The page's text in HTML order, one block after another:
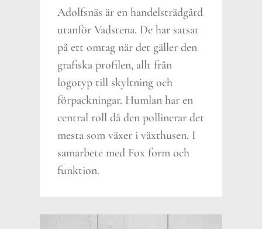
Adolfsnäs är en handelsträdgård
utanför Vadstena. De har satsat
på ett omtag när det gäller den
grafiska profilen, allt från
logotyp till skyltning och
förpackningar. Humlan har en
central roll då den pollinerar det
mesta som växer i växthusen. I
samarbete med Fox form och
funktion.